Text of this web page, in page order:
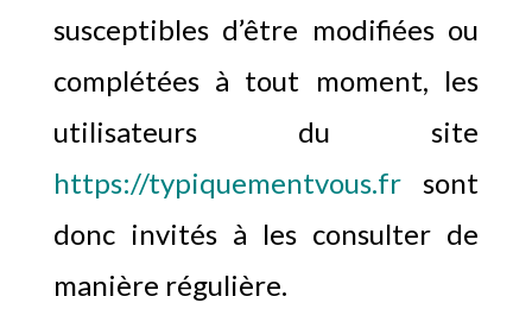
susceptibles d’être modifiées ou
complétées à tout moment, les
utilisateurs du site
https://typiquementvous.frsont
donc invités à les consulter de
manière régulière.